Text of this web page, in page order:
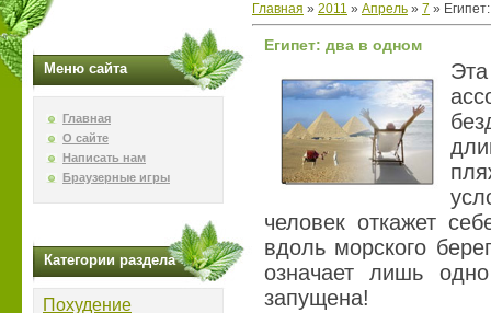
Меню сайта
Главная
О сайте
Написать нам
Браузерные игры
Категории раздела
Похудение
Главная » 2011 » Апрель » 7 »
Египет: два в одном
человек откажет
вдоль морского
означает лишь
запущена!